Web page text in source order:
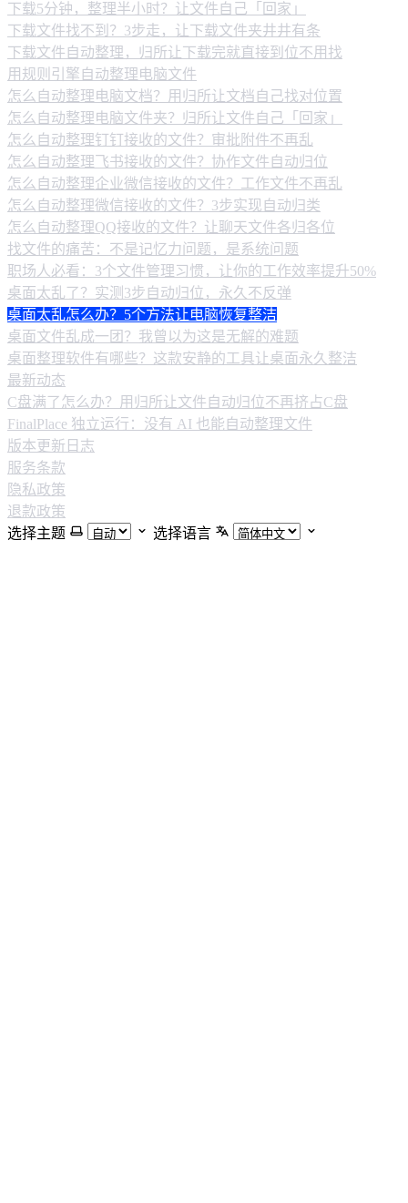
下载5分钟，整理半小时？让文件自己「回家」
下载文件找不到？3步走，让下载文件夹井井有条
下载文件自动整理，归所让下载完就直接到位不用找
用规则引擎自动整理电脑文件
怎么自动整理电脑文档？用归所让文档自己找对位置
怎么自动整理电脑文件夹？归所让文件自己「回家」
怎么自动整理钉钉接收的文件？审批附件不再乱
怎么自动整理飞书接收的文件？协作文件自动归位
怎么自动整理企业微信接收的文件？工作文件不再乱
怎么自动整理微信接收的文件？3步实现自动归类
怎么自动整理QQ接收的文件？让聊天文件各归各位
找文件的痛苦：不是记忆力问题，是系统问题
职场人必看：3个文件管理习惯，让你的工作效率提升50%
桌面太乱了？实测3步自动归位，永久不反弹
桌面太乱怎么办？5个方法让电脑恢复整洁
桌面文件乱成一团？我曾以为这是无解的难题
桌面整理软件有哪些？这款安静的工具让桌面永久整洁
最新动态
C盘满了怎么办？用归所让文件自动归位不再挤占C盘
FinalPlace 独立运行：没有 AI 也能自动整理文件
版本更新日志
服务条款
隐私政策
退款政策
选择主题
选择语言